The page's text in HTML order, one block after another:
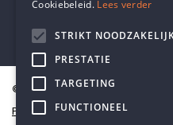
© Humanistisch Verbond 2026
Privacy
Cookiebeleid. Lees verder
STRIKT
PRESTATIE
TARGETING
FUNCTIONEEL